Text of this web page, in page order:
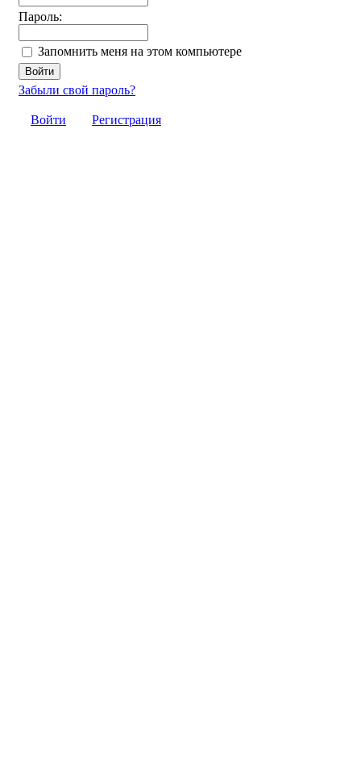
Пароль:
Запомнить меня на этом компьютере
Забыли свой пароль?
Войти Регистрация